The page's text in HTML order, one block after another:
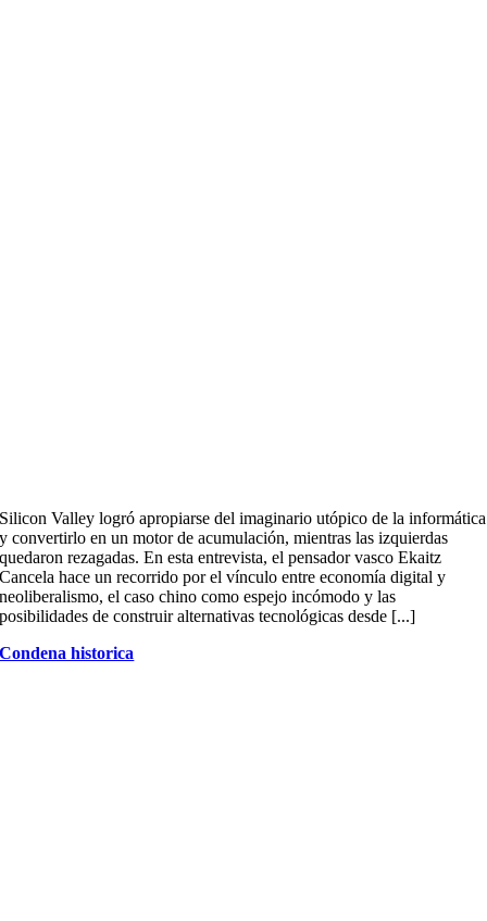
Silicon Valley logró apropiarse del imaginario utópico de la informática
y convertirlo en un motor de acumulación, mientras las izquierdas
quedaron rezagadas. En esta entrevista, el pensador vasco Ekaitz
Cancela hace un recorrido por el vínculo entre economía digital y
neoliberalismo, el caso chino como espejo incómodo y las
posibilidades de construir alternativas tecnológicas desde [...]
Condena historica